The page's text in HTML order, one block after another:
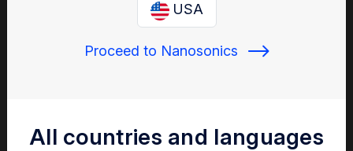
Vue des risques en temps réel
Tableaux de bord affichant rapidement des dossiers et des
analyses de données de précision
conformité pour offrir des soins
USA
Proceed to Nanosonics
All countries and languages